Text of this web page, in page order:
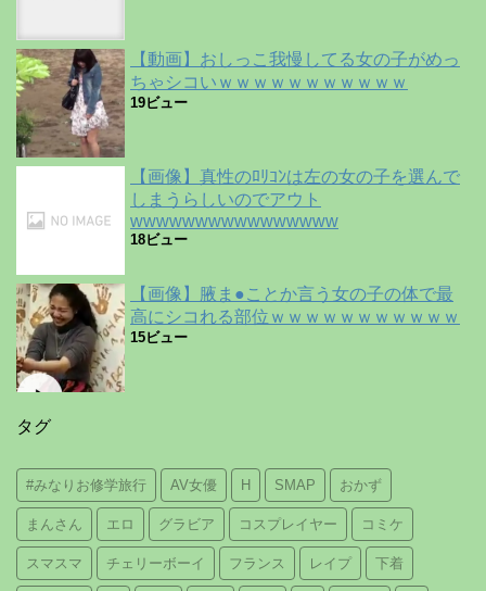
【動画】おしっこ我慢してる女の子がめっ
ちゃシコいｗｗｗｗｗｗｗｗｗｗｗ
19ビュー
【画像】真性のﾛﾘｺﾝは左の女の子を選んで
しまうらしいのでアウト
wwwwwwwwwwwwwwww
18ビュー
【画像】腋ま●ことか言う女の子の体で最
高にシコれる部位ｗｗｗｗｗｗｗｗｗｗｗ
15ビュー
タグ
#みなりお修学旅行 AV女優 H SMAP おかず
まんさん エロ グラビア コスプレイヤー コミケ
スマスマ チェリーボーイ フランス レイプ 下着